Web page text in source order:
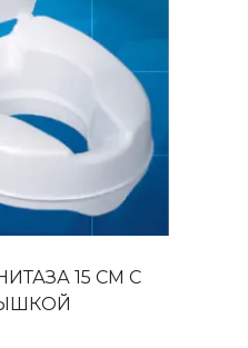
15 СМ С